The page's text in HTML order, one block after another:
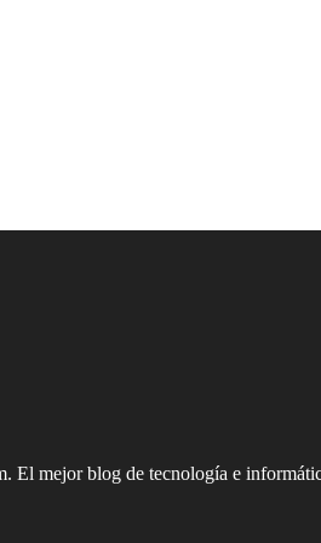
El mejor blog de tecnología e